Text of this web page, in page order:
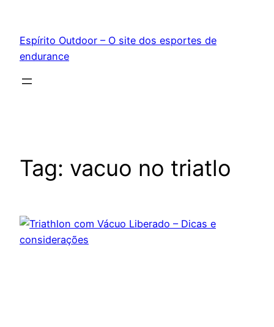
conteúdo
Espírito Outdoor – O site dos esportes de
endurance
Tag: vacuo no triatlo